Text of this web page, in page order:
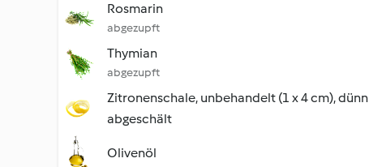
Rosmarin
abgezupft
Thymian
abgezupft
Zitronenschale, unbehandelt (1 x 4 cm), dünn
abgeschält
Olivenöl